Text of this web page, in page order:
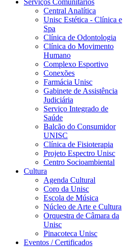
Serviços Comunitários
Central Analítica
Unisc Estética - Clínica e
Spa
Clínica de Odontologia
Clínica do Movimento
Humano
Complexo Esportivo
Conexões
Farmácia Unisc
Gabinete de Assistência
Judiciária
Serviço Integrado de
Saúde
Balcão do Consumidor
UNISC
Clínica de Fisioterapia
Projeto Espectro Unisc
Centro Socioambiental
Cultura
Agenda Cultural
Coro da Unisc
Escola de Música
Núcleo de Arte e Cultura
Orquestra de Câmara da
Unisc
Pinacoteca Unisc
Eventos / Certificados